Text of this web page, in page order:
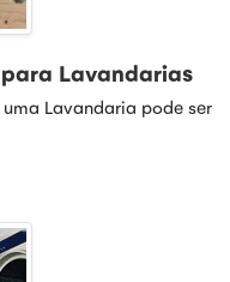
Lavandarias
Lavandaria pode ser